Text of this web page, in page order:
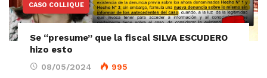
CASO COLLIQUE
Se “presume” que la fiscal SILVA ESCUDERO
hizo esto
08/05/2024 995